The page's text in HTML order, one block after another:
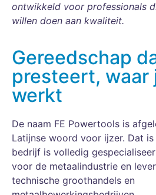
ontwikkeld voor professionals
willen doen aan kwaliteit.
Gereedschap
presteert, waar
werkt
De naam FE Powertools is
Latijnse woord voor ijzer. Dat
bedrijf is volledig
voor de metaalindustrie en
technische groothandels en